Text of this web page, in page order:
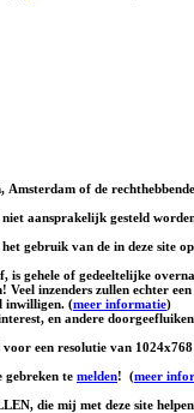
of de
niet aansprakelijk gesteld
gebruik van de in deze site
is gehele of gedeeltelijke
Veel inzenders zullen echter
inwilligen. (meer informatie)
en andere
voor een resolutie van
gebreken te melden! (meer
die mij met deze site